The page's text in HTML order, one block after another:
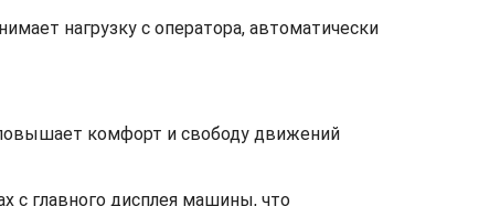
нагрузку с оператора, автоматически
комфорт и свободу движений
с главного дисплея машины, что